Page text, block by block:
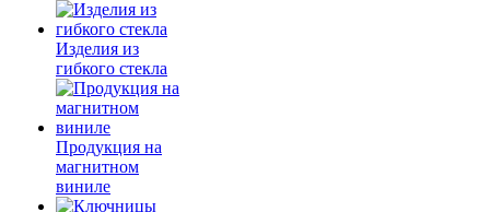
Изделия из
гибкого стекла
Продукция на
магнитном
виниле